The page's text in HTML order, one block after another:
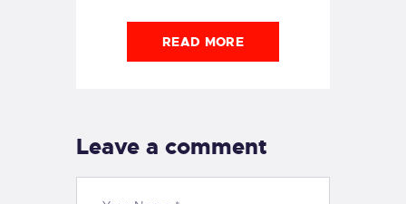
READ MORE
Leave a comment